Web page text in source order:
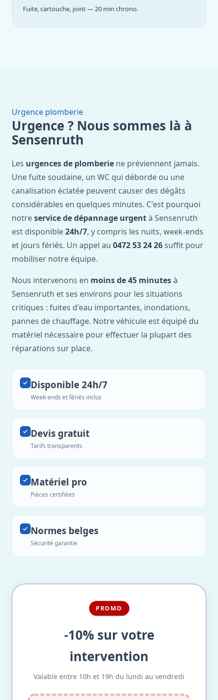
Fuite, cartouche, joint — 20 min chrono.
Urgence plomberie
Urgence ? Nous sommes là à
Sensenruth
Les urgences de plomberie ne préviennent jamais.
Une fuite soudaine, un WC qui déborde ou une
canalisation éclatée peuvent causer des dégâts
considérables en quelques minutes. C'est pourquoi
notreservice de dépannage urgentà Sensenruth
est disponible24h/7, y compris les nuits, week-ends
et jours fériés. Un appel au 0472 53 24 26 suffit pour
mobiliser notre équipe.
Nous intervenons en moins de 45 minutesà
Sensenruth et ses environs pour les situations
critiques : fuites d'eau importantes, inondations,
pannes de chauffage. Notre véhicule est équipé du
matériel nécessaire pour effectuer la plupart des
réparations sur place.
Disponible 24h/7
Week-ends et fériés inclus
Devis gratuit
Tarifs transparents
Matériel pro
Pièces certifiées
Normes belges
Sécurité garantie
PROMO
-10% sur votre
intervention
Valable entre 10h et 19h du lundi au vendredi